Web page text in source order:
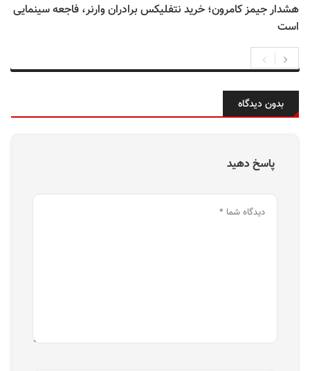
هشدار جیمز کامرون؛ خرید نتفلیکس برادران وارنر، فاجعه سینمایی
است
بدون دیدگاه
پاسخ دهید